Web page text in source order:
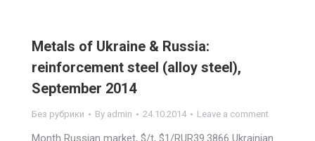
Metals of Ukraine & Russia:
reinforcement steel (alloy steel),
September 2014
Без рубрики By admin 24.10.2014 Leave a comment
Month Russian market, $/t, $1/RUR39.3866 Ukrainian